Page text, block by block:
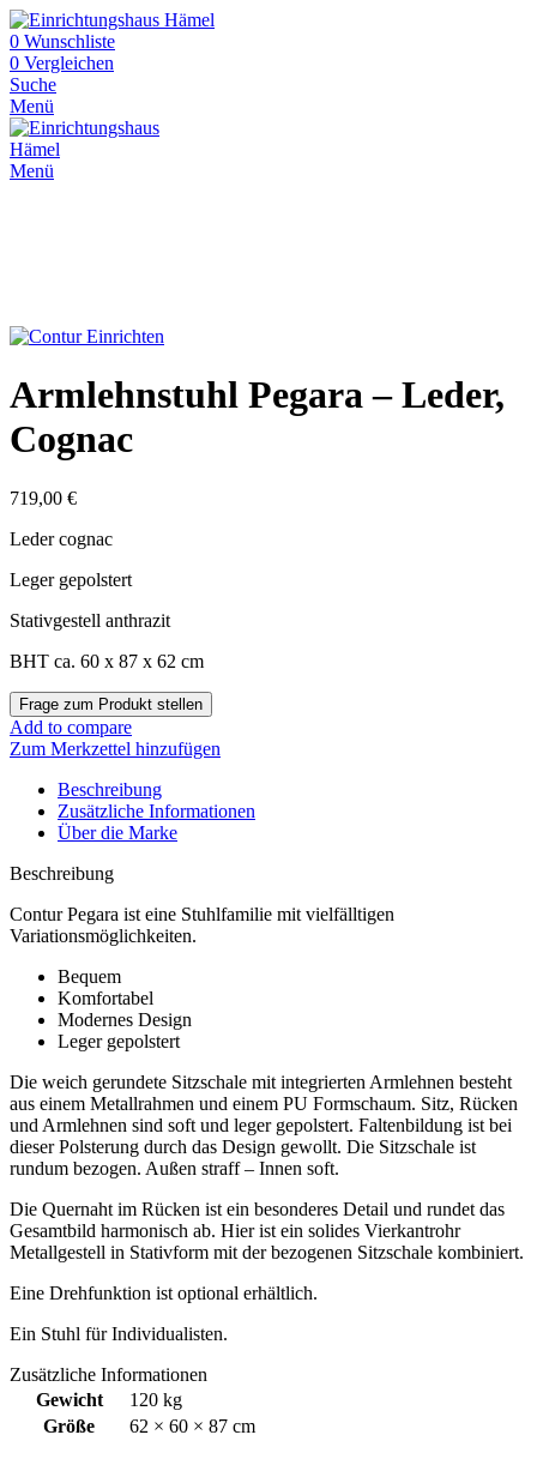
0 Wunschliste
0 Vergleichen
Suche
Menü
Menü
Armlehnstuhl Pegara – Leder,
Cognac
719,00 €
Leder cognac
Leger gepolstert
Stativgestell anthrazit
BHT ca. 60 x 87 x 62 cm
Add to compare
Zum Merkzettel hinzufügen
Beschreibung
Zusätzliche Informationen
Über die Marke
Beschreibung
Contur Pegara ist eine Stuhlfamilie mit vielfälltigen
Variationsmöglichkeiten.
Bequem
Komfortabel
Modernes Design
Leger gepolstert
Die weich gerundete Sitzschale mit integrierten Armlehnen besteht
aus einem Metallrahmen und einem PU Formschaum. Sitz, Rücken
und Armlehnen sind soft und leger gepolstert. Faltenbildung ist bei
dieser Polsterung durch das Design gewollt. Die Sitzschale ist
rundum bezogen. Außen straff – Innen soft.
Die Quernaht im Rücken ist ein besonderes Detail und rundet das
Gesamtbild harmonisch ab. Hier ist ein solides Vierkantrohr
Metallgestell in Stativform mit der bezogenen Sitzschale kombiniert.
Eine Drehfunktion ist optional erhältlich.
Ein Stuhl für Individualisten.
Zusätzliche Informationen
Gewicht
120 kg
Größe
62 × 60 × 87 cm